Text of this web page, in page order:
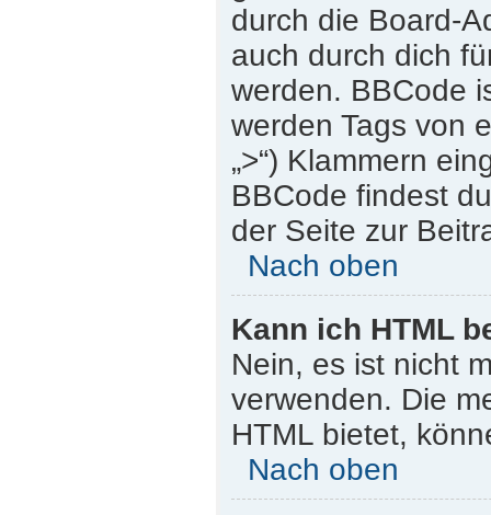
durch die Board-
auch durch dich
werden. BBCode
werden Tags von
„>“) Klammern
BBCode findest
der Seite zur
Nach oben
Kann ich HTML
Nein, es ist nicht
verwenden. Die
HTML bietet,
Nach oben